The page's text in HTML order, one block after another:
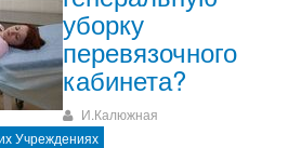
уборку
перевязочного
кабинета?
И.Калюжная
Учреждениях